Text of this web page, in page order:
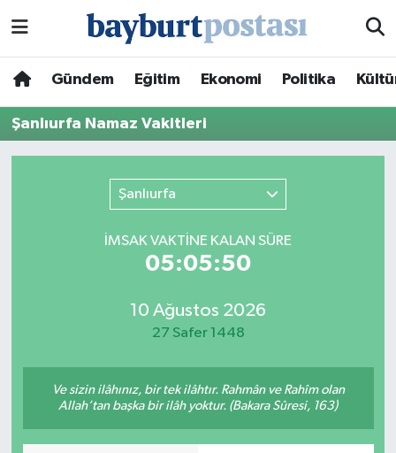
Gündem Eğitim Ekonomi Politika
Şanlıurfa Namaz Vakitleri
Şanlıurfa
İMSAK VAKTİNE KALAN SÜRE
05:05:50
10 Ağustos 2026
27 Safer 1448
Ve sizin ilâhınız, bir tek ilâhtır. Rahmân ve Rahîm olan
Allah’tan başka bir ilâh yoktur. (Bakara Sûresi, 163)
Hava Durumu
Namaz Vakitleri
Trafik Durumu
Süper Lig Puan Durumu ve Fikstür
Son Dakika Haberleri
Haber Arşivi